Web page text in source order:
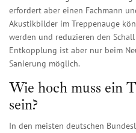
erfordert aber einen Fachmann
Akustikbilder im Treppenauge
werden und reduzieren den
Entkopplung ist aber nur beim
Sanierung möglich.
Wie hoch muss ein
sein?
In den meisten deutschen